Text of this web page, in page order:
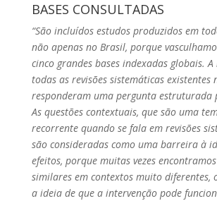
BASES CONSULTADAS
“São incluídos estudos produzidos em
não apenas no Brasil, porque
cinco grandes bases indexadas globais.
todas as revisões sistemáticas existentes
responderam uma pergunta estruturada
As questões contextuais, que são uma
recorrente quando se fala em revisões
são consideradas como uma barreira à
efeitos, porque muitas vezes
similares em contextos muito diferentes,
a ideia de que a intervenção pode